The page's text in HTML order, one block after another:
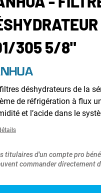
305 5/8"
déshydrateurs de la
de réfrigération à flux
et l’acide dans le
titulaires d'un compte pro
commander directement